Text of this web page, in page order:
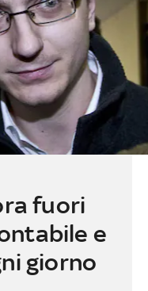
fuori
e
giorno